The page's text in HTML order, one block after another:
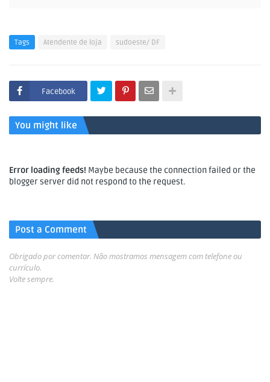
Tags Atendente de loja sudoeste/ DF
Facebook
You might like
Error loading feeds! Maybe because the connection failed or the
blogger server did not respond to the request.
Post a Comment
Obrigado por comentar. Não mostramos mensagem com telefone ou
currículo.
Volte sempre.